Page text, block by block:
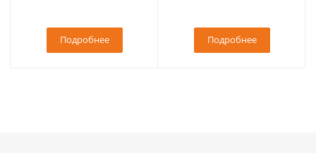
Подробнее Подробнее